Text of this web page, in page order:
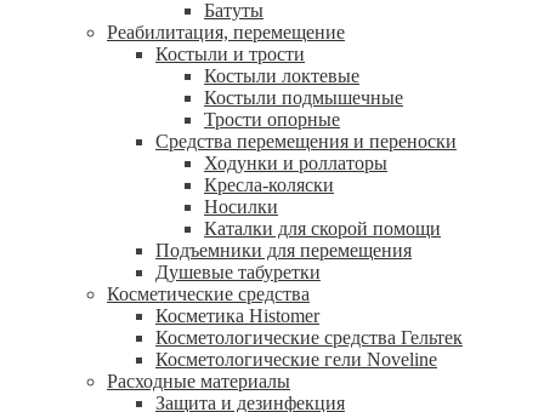
Батуты
Реабилитация, перемещение
Костыли и трости
Костыли локтевые
Костыли подмышечные
Трости опорные
Средства перемещения и переноски
Ходунки и роллаторы
Кресла-коляски
Носилки
Каталки для скорой помощи
Подъемники для перемещения
Душевые табуретки
Косметические средства
Косметика Histomer
Косметологические средства Гельтек
Косметологические гели Noveline
Расходные материалы
Защита и дезинфекция